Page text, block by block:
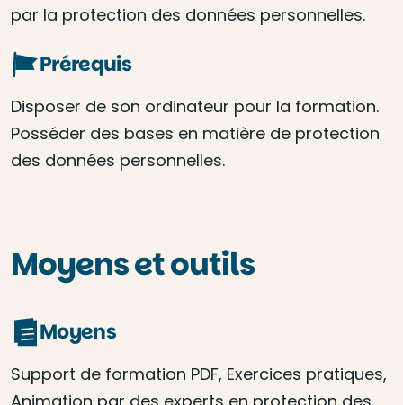
par la protection des données personnelles.
Prérequis
Disposer de son ordinateur pour la formation.
Posséder des bases en matière de protection
des données personnelles.
Moyens et outils
Moyens
Support de formation PDF, Exercices pratiques,